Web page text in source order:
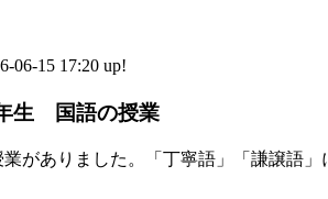
06-15 17:20 up!
生 国語の授業
がありました。「丁寧語」「謙譲語」